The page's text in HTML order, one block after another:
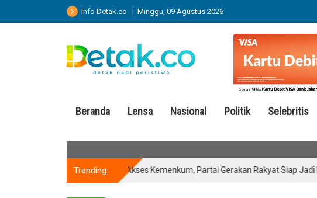
Info Detak.co | Minggu, 09 Agustus 2026
Beranda Lensa Nasional Politik Selebritis
Trending
Kantongi Akses Kemenkum, Partai Gerakan Rakyat Siap Jadi Parpol